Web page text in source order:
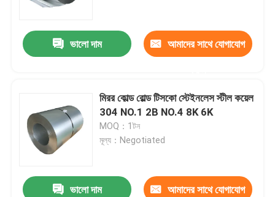
ভালো দাম আমাদের সাথে যোগাযোগ
মিরর কোল্ড রোল্ড টিসকো স্টেইনলেস স্টীল কয়েল
304 NO.1 2B NO.4 8K 6K
MOQ：1টন
মূল্য：Negotiated
ভালো দাম আমাদের সাথে যোগাযোগ